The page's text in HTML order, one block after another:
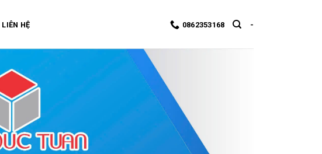
LIÊN HỆ 0862353168 -